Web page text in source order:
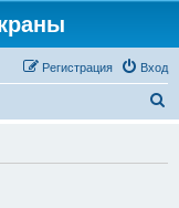
Вход
Регистрация